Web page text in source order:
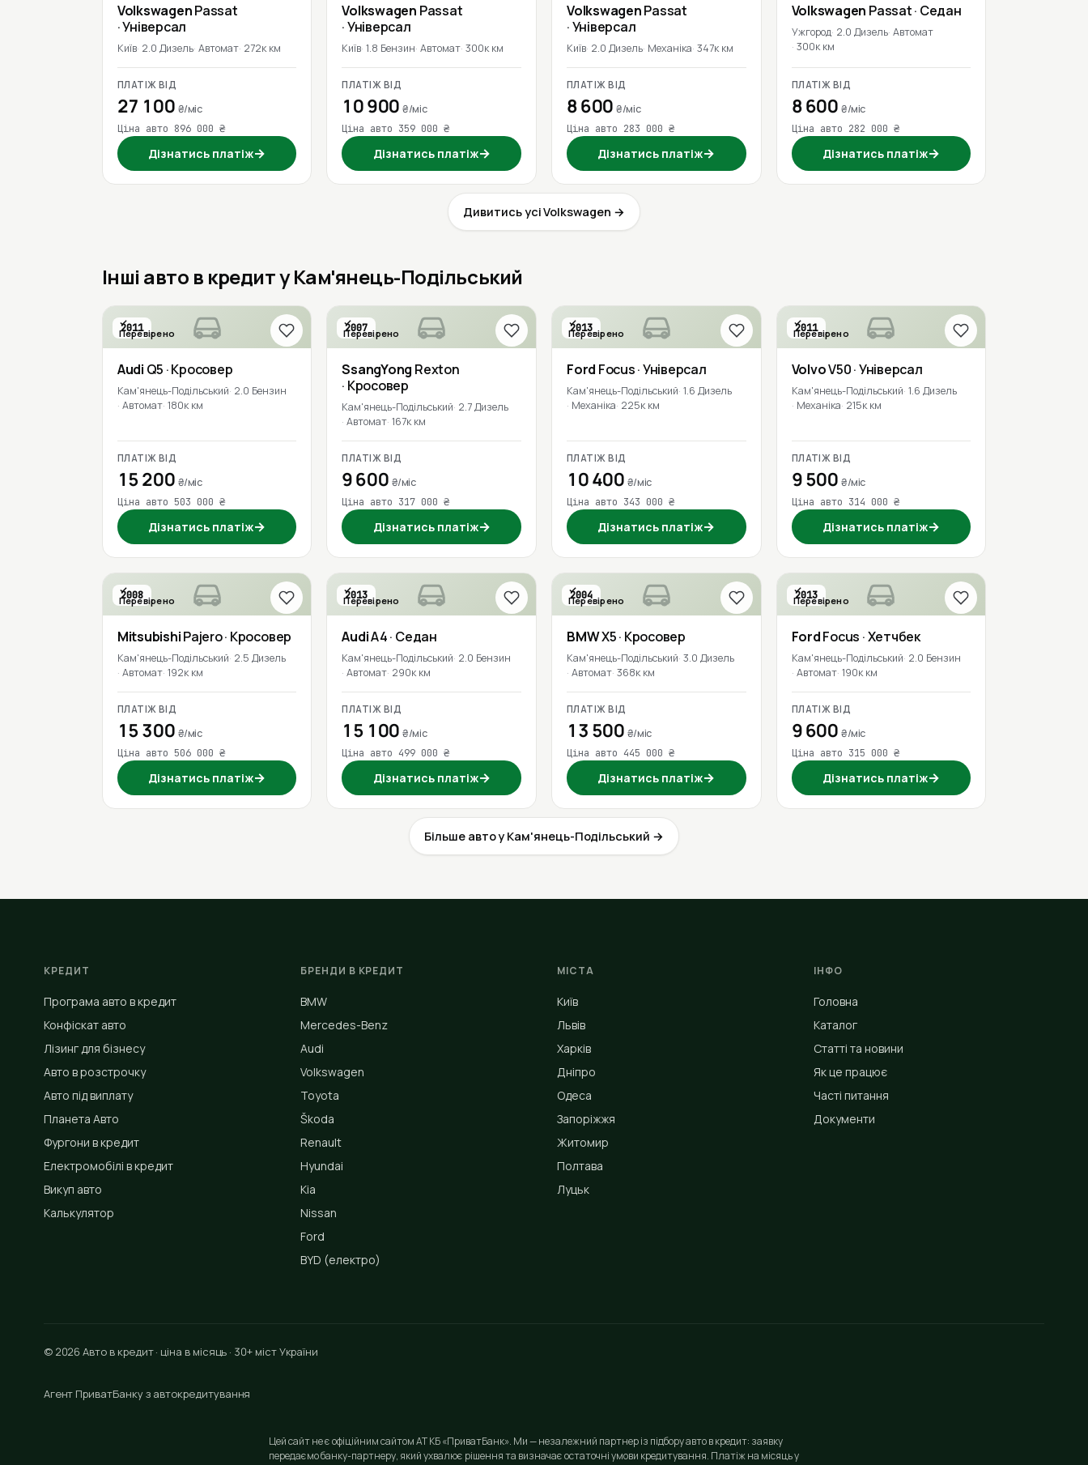
VolkswagenPassat
· Універсал
Київ 2.0 Дизель Автомат 272к км
ПЛАТІЖ ВІД
27 100 ₴/міс
Ціна авто 896 000 ₴
Дізнатись платіж→
Volkswagen Passat
· Універсал
Київ 1.8 Бензин Автомат 300к км
ПЛАТІЖ ВІД
10 900₴/міс
Ціна авто 359 000 ₴
Дізнатись платіж→
VolkswagenPassat
· Універсал
Київ 2.0 Дизель Механіка 347к км
ПЛАТІЖ ВІД
8 600₴/міс
Ціна авто 283 000 ₴
Дізнатись платіж→
Volkswagen Passat· Седан
Ужгород 2.0 Дизель Автомат
300к км
ПЛАТІЖ ВІД
8 600 ₴/міс
Ціна авто 282 000 ₴
Дізнатись платіж→
Дивитись усі Volkswagen →
Інші авто в кредит у Кам'янець-Подільський
2011
Перевірено
Audi Q5 · Кросовер
Кам'янець-Подільський 2.0 Бензин
Автомат 180к км
ПЛАТІЖ ВІД
15 200 ₴/міс
Ціна авто 503 000 ₴
Дізнатись платіж→
2007
Перевірено
SsangYong Rexton
· Кросовер
Кам'янець-Подільський 2.7 Дизель
Автомат 167к км
ПЛАТІЖ ВІД
9 600 ₴/міс
Ціна авто 317 000 ₴
Дізнатись платіж→
2013
Перевірено
Ford Focus· Універсал
Кам'янець-Подільський 1.6 Дизель
Механіка 225к км
ПЛАТІЖ ВІД
10 400 ₴/міс
Ціна авто 343 000 ₴
Дізнатись платіж→
2011
Перевірено
VolvoV50· Універсал
Кам'янець-Подільський 1.6 Дизель
Механіка 215к км
ПЛАТІЖ ВІД
9 500 ₴/міс
Ціна авто 314 000 ₴
Дізнатись платіж→
2008
Перевірено
MitsubishiPajero· Кросовер
Кам'янець-Подільський 2.5 Дизель
Автомат 192к км
ПЛАТІЖ ВІД
15 300 ₴/міс
Ціна авто 506 000 ₴
Дізнатись платіж→
2013
Перевірено
AudiA4· Седан
Кам'янець-Подільський 2.0 Бензин
Автомат 290к км
ПЛАТІЖ ВІД
15 100₴/міс
Ціна авто 499 000 ₴
Дізнатись платіж→
2004
Перевірено
BMWX5· Кросовер
Кам'янець-Подільський 3.0 Дизель
Автомат 368к км
ПЛАТІЖ ВІД
13 500 ₴/міс
Ціна авто 445 000 ₴
Дізнатись платіж→
2013
Перевірено
FordFocus · Хетчбек
Кам'янець-Подільський 2.0 Бензин
Автомат 190к км
ПЛАТІЖ ВІД
9 600 ₴/міс
Ціна авто 315 000 ₴
Дізнатись платіж→
Більше авто у Кам'янець-Подільський →
КРЕДИТ
Програма авто в кредит
Конфіскат авто
Лізинг для бізнесу
Авто в розстрочку
Авто під виплату
Планета Авто
Фургони в кредит
Електромобілі в кредит
Викуп авто
Калькулятор
БРЕНДИ В КРЕДИТ
BMW
Mercedes-Benz
Audi
Volkswagen
Toyota
Škoda
Renault
Hyundai
Kia
Nissan
Ford
BYD (електро)
МІСТА
Київ
Львів
Харків
Дніпро
Одеса
Запоріжжя
Житомир
Полтава
Луцьк
ІНФО
Головна
Каталог
Статті та новини
Як це працює
Часті питання
Документи
© 2026 Авто в кредит · ціна в місяць · 30+ міст України
Агент ПриватБанку з автокредитування
Цей сайт не є офіційним сайтом АТ КБ «ПриватБанк». Ми — незалежний партнер із підбору авто в кредит: заявку
передаємо банку-партнеру, який ухвалює рішення та визначає остаточні умови кредитування. Платіж на місяць у